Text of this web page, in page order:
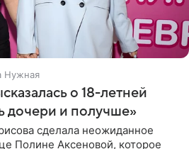
Нужная
о 18-летней
дочери и получше»
сделала неожиданное
Полине Аксеновой, которое